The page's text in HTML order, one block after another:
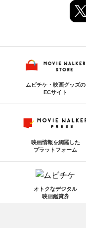
ムビチケ・映画グッズの
ECサイト
映画情報を網羅した
プラットフォーム
オトクなデジタル
映画鑑賞券